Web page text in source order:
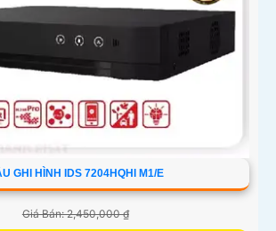
GHI HÌNH IDS 7204HQHI M1/E
Giá Bán: 2,450,000 ₫